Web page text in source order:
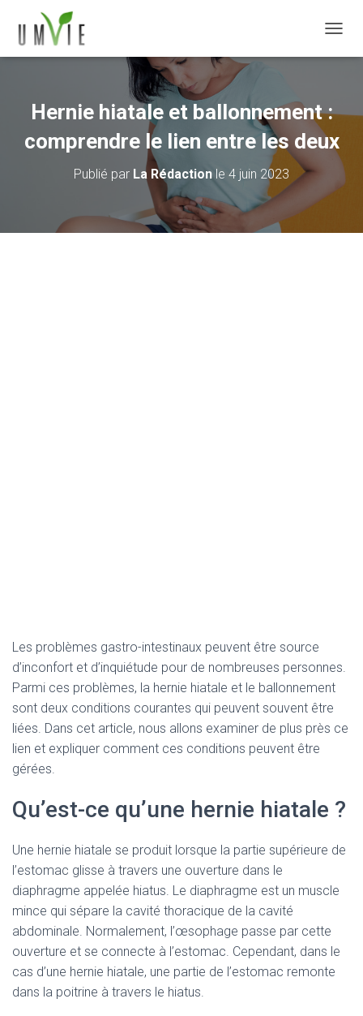
Hernie hiatale et ballonnement :
comprendre le lien entre les deux
Publié par La Rédaction le 4 juin 2023
Les problèmes gastro-intestinaux peuvent être source
d’inconfort et d’inquiétude pour de nombreuses personnes.
Parmi ces problèmes, la hernie hiatale et le ballonnement
sont deux conditions courantes qui peuvent souvent être
liées. Dans cet article, nous allons examiner de plus près ce
lien et expliquer comment ces conditions peuvent être
gérées.
Qu’est-ce qu’une hernie hiatale ?
Une hernie hiatale se produit lorsque la partie supérieure de
l’estomac glisse à travers une ouverture dans le
diaphragme appelée hiatus. Le diaphragme est un muscle
mince qui sépare la cavité thoracique de la cavité
abdominale. Normalement, l’œsophage passe par cette
ouverture et se connecte à l’estomac. Cependant, dans le
cas d’une hernie hiatale, une partie de l’estomac remonte
dans la poitrine à travers le hiatus.